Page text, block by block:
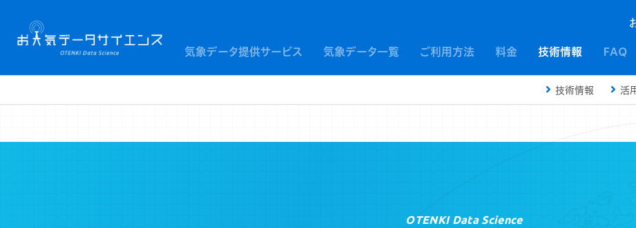
気象データ提供サービス 気象データ一覧 ご利用方法 料金 技術情報 FAQ
技術情報 活
OTENKI Data Science